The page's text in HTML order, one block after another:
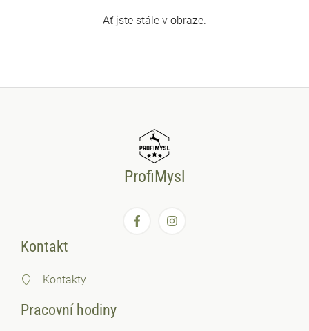
Ať jste stále v obraze.
ProfiMysl
Kontakt
Kontakty
Pracovní hodiny